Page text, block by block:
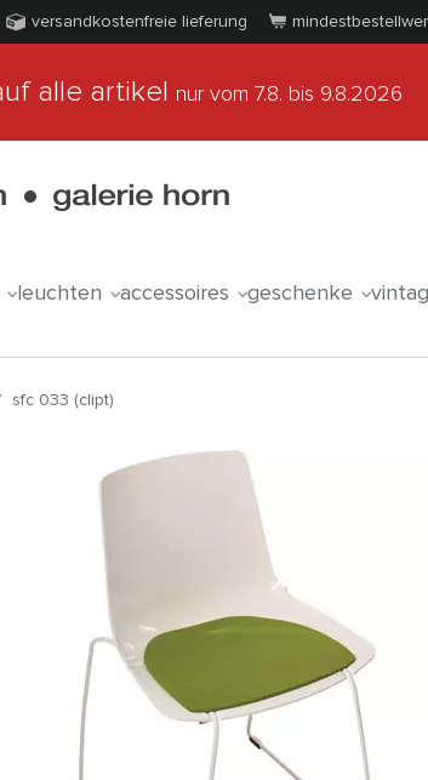
versandkostenfreie lieferung
alle artikel nur vom 7.8. bis 9.8.2026
leuchten accessoires geschenke
sfc 033 (clipt)